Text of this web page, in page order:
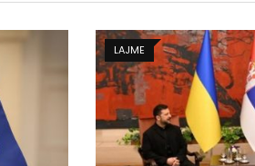
BALLINA 4